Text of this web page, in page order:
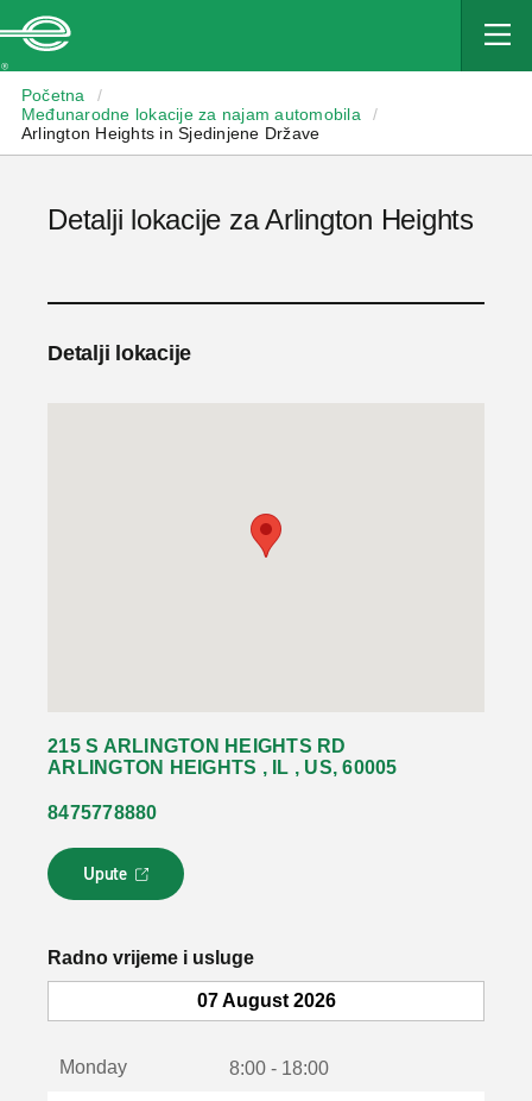
Početna
/
Međunarodne lokacije za najam automobila
/
Arlington Heights in Sjedinjene Države
Detalji lokacije za Arlington Heights
Detalji lokacije
215 S ARLINGTON HEIGHTS RD
ARLINGTON HEIGHTS , IL , US, 60005
8475778880
Upute
L
i
k
o
Radno vrijeme i usluge
07 August 2026
Monday 8:00 - 18:00